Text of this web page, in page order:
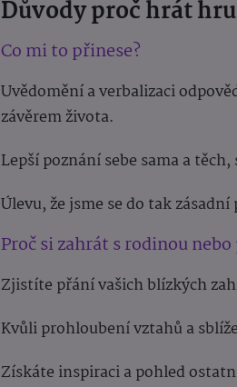
Důvody proč hrát
Co mi to přinese?
Uvědomění a verbalizaci
závěrem života.
Lepší poznání sebe sama a
Úlevu, že jsme se do tak
Proč si zahrát s rodinou
Zjistíte přání vašich blízkých
Kvůli prohloubení vztahů a
Získáte inspiraci a pohled